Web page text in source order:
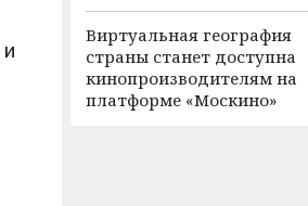
Виртуальная география
страны станет доступна
кинопроизводителям на
платформе «Москино»